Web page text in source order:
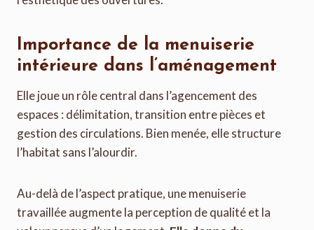
Importance de la menuiserie
intérieure dans l’aménagement
Elle joue un rôle central dans l’agencement des
espaces : délimitation, transition entre pièces et
gestion des circulations. Bien menée, elle structure
l’habitat sans l’alourdir.
Au-delà de l’aspect pratique, une menuiserie
travaillée augmente la perception de qualité et la